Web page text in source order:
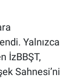
Yalnızca
İzBBŞT,
Sahnesi’ni